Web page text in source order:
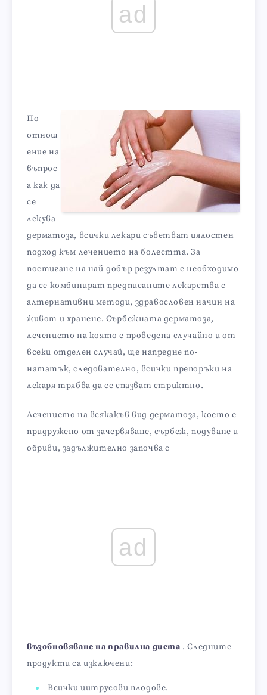
ad
По
отнош
ение на
въпрос
а как да
се
лекува
дерматоза, всички лекари съветват цялостен
подход към лечението на болестта. За
постигане на най-добър резултат е необходимо
да се комбинират предписаните лекарства с
алтернативни методи, здравословен начин на
живот и хранене. Сърбежната дерматоза,
лечението на която е проведена случайно и от
всеки отделен случай, ще напредне по-
нататък, следователно, всички препоръки на
лекаря трябва да се спазват стриктно.
Лечението на всякакъв вид дерматоза, което е
придружено от зачервяване, сърбеж, подуване и
обриви, задължително започва с
ad
възобновяване на правилна диета. Следните
продукти са изключени:
Всички цитрусови плодове.